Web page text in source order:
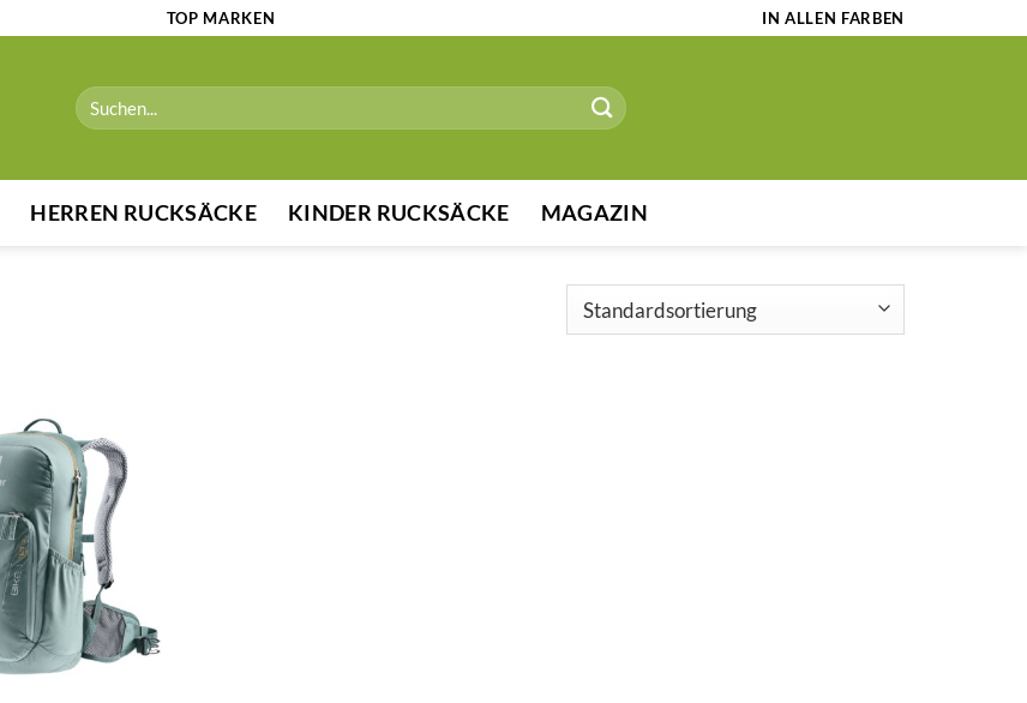
TOP MARKEN IN ALLEN FARBEN
Suchen
nach:
HERREN RUCKSÄCKE KINDER RUCKSÄCKE MAGAZIN